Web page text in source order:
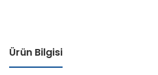
Ürün Bilgisi